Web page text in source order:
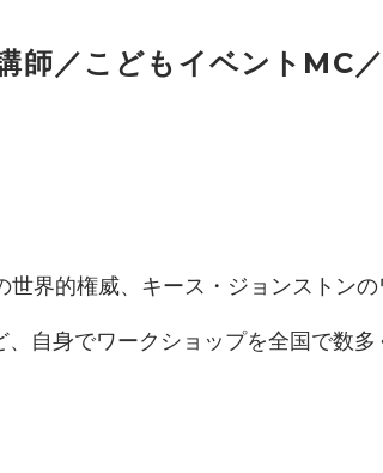
師／こどもイベントMC
界的権威、キース・ジョンストン
自身でワークショップを全国で数